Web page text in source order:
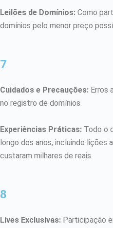
Leilões de Domínios: Como
domínios pelo menor preço
7
Cuidados e Precauções: Erros
no registro de domínios.
Experiências Práticas: Todo o
longo dos anos, incluindo lições
custaram milhares de reais.
8
Lives Exclusivas: Participação